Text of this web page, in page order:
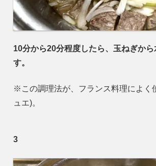
10分から20分程度したら、玉ねぎから
す。
※この調理法が、フランス料理によく
ュエ)。
3